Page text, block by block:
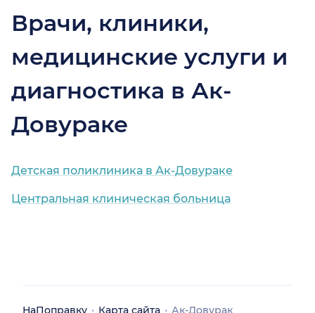
Врачи, клиники,
медицинские услуги и
диагностика в Ак-
Довураке
Детская поликлиника в Ак-Довураке
Центральная клиническая больница
НаПоправку Карта сайта Ак-Довурак